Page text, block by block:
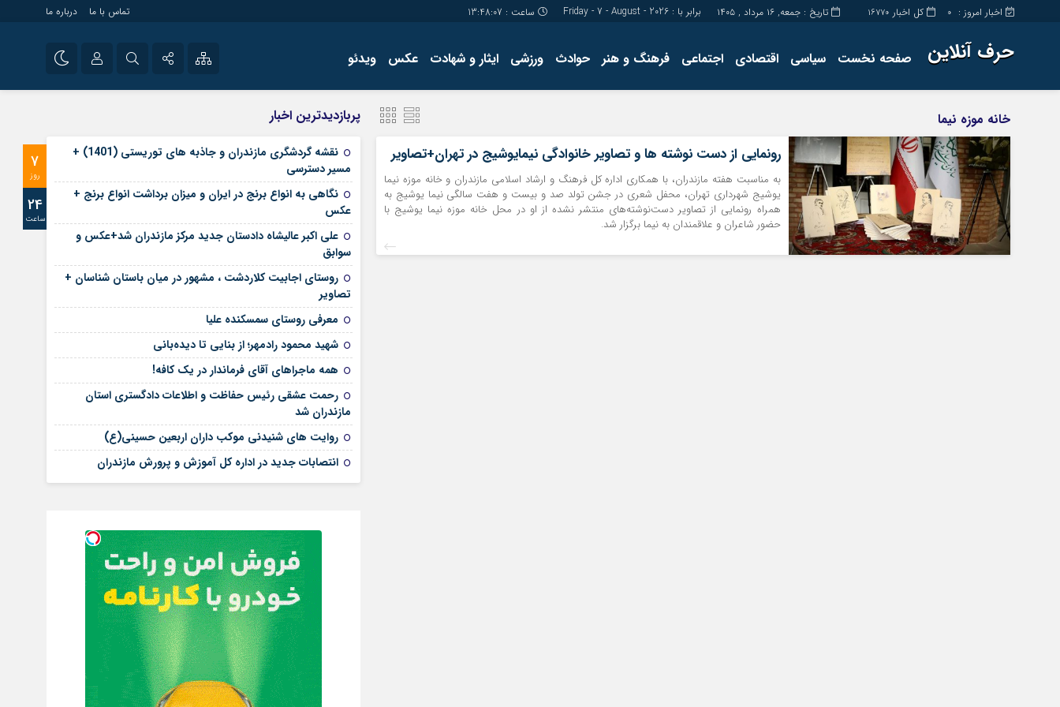
کل اخبار 16770 اخبار امروز : 0 تاریخ : جمعه, ۱۶ مرداد , ۱۴۰۵ برابر با : Friday - 7 - August - 2026 ساعت : 13:48:08 تماس با ما درباره ما
حرف آنلاین صفحه نخست سیاسی اقتصادی اجتماعی فرهنگ و هنر حوادث ورزشی ایثار و شهادت عکس ویدئو
رمز عبور
مرا به خاطر بسپار
کارگاه آموزشی راه اندازی سایت و
تولید محتوا سایت های خبری و
مجله ای خانه موزه نیما
رونمایی از دست نوشته ها و تصاویر خانوادگی نیمایوشیج در تهران+تصاویر
به مناسبت هفته مازندران، با همکاری اداره کل فرهنگ و ارشاد اسلامی مازندران و خانه موزه نیما
یوشیج شهرداری تهران، محفل شعری در جشن تولد صد و بیست و هفت سالگی نیما یوشیج به
همراه رونمایی از تصاویر دست‌نوشته‌های منتشر نشده از او در محل خانه موزه نیما یوشیج با
حضور شاعران و علاقمندان به نیما برگزار شد.
پربازدیدترین اخبار
7
روز
24
ساعت
نقشه گردشگری مازندران و جاذبه های توریستی (1401) +
مسیر دسترسی
نگاهی به انواع برنج در ایران و میزان برداشت انواع برنج +
عکس
علی‌ اکبر عالیشاه دادستان جدید مرکز مازندران شد+عکس و
سوابق
روستای اجابیت کلاردشت ، مشهور در میان باستان شناسان +
تصاویر
معرفی روستای سمسکنده علیا
شهید محمود رادمهر؛ از بنایی تا دیده‌بانی
همه ماجراهای آقای فرماندار در یک کافه!
رحمت عشقی رئیس حفاظت و اطلاعات دادگستری استان
مازندران شد
روایت های شنیدنی موکب داران اربعین حسینی(ع)
انتصابات جدید در اداره کل آموزش و پرورش مازندران